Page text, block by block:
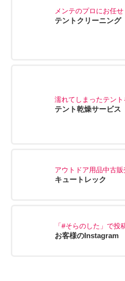
メンテのプロにお任せ
テントクリーニング
濡れてしまったテン
テント乾燥サービス
アウトドア用品中古販
キュートレック
「#そらのした」で投
お客様のInstagram